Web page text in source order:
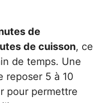
de
de cuisson, ce
de temps. Une
reposer 5 à 10
pour permettre